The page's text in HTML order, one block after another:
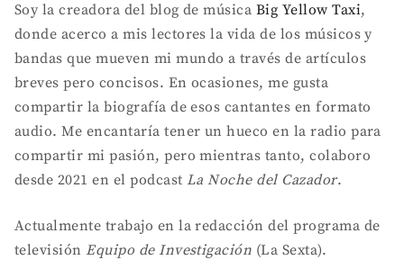
Soy la creadora del blog de música Big Yellow Taxi,
donde acerco a mis lectores la vida de los músicos y
bandas que mueven mi mundo a través de artículos
breves pero concisos. En ocasiones, me gusta
compartir la biografía de esos cantantes en formato
audio. Me encantaría tener un hueco en la radio para
compartir mi pasión, pero mientras tanto, colaboro
desde 2021 en el podcast La Noche del Cazador.
Actualmente trabajo en la redacción del programa de
televisiónEquipo de Investigación (La Sexta).